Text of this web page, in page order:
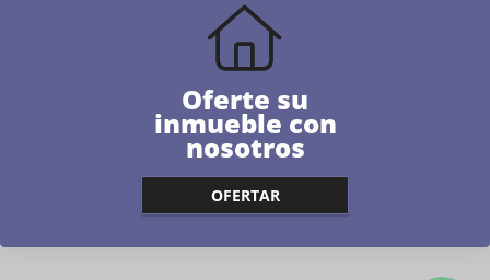
Oferte su
inmueble con
nosotros
OFERTAR